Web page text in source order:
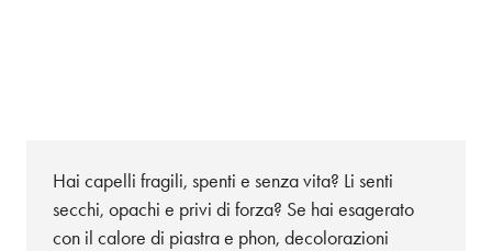
Hai capelli fragili, spenti e senza vita? Li senti
secchi, opachi e privi di forza? Se hai esagerato
con il calore di piastra e phon, decolorazioni